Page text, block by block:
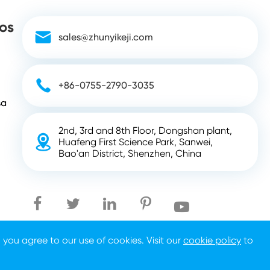
 sales@zhunyikeji.com
 +86-0755-2790-3035

2nd, 3rd and 8th Floor, Dongshan plant,
Huafeng First Science Park, Sanwei,
Bao'an District, Shenzhen, China
agree to our use of cookies. Visit our cookie policy to